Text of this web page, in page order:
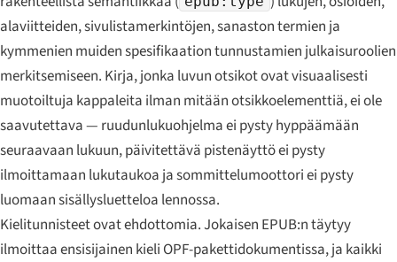
alaviitteiden, sivulistamerkintöjen, sanaston termien ja
kymmenien muiden spesifikaation tunnustamien julkaisuroolien
merkitsemiseen. Kirja, jonka luvun otsikot ovat visuaalisesti
muotoiltuja kappaleita ilman mitään otsikkoelementtiä, ei ole
saavutettava — ruudunlukuohjelma ei pysty hyppäämään
seuraavaan lukuun, päivitettävä pistenäyttö ei pysty
ilmoittamaan lukutaukoa ja sommittelumoottori ei pysty
luomaan sisällysluetteloa lennossa.
Kielitunnisteet ovat ehdottomia. Jokaisen EPUB:n täytyy
ilmoittaa ensisijainen kieli OPF-pakettidokumentissa, ja kaikki